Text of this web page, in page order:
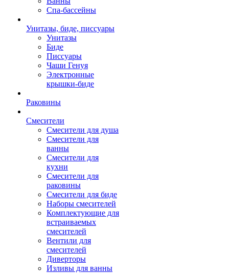
Спа-бассейны
Унитазы, биде, писсуары
Унитазы
Биде
Писсуары
Чаши Генуя
Электронные
крышки-биде
Раковины
Смесители
Смесители для душа
Смесители для
ванны
Смесители для
кухни
Смесители для
раковины
Смесители для биде
Наборы смесителей
Комплектующие для
встраиваемых
смесителей
Вентили для
смесителей
Диверторы
Изливы для ванны